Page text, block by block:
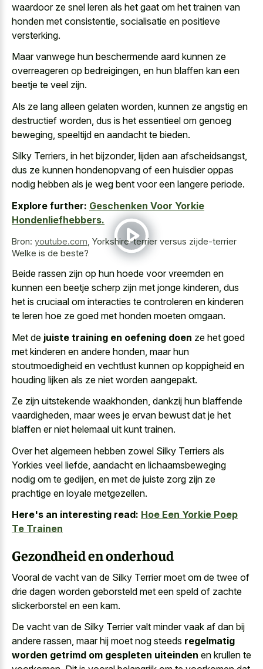
waardoor ze snel leren als het gaat om het trainen van
honden met consistentie, socialisatie en positieve
versterking.
Maar vanwege hun beschermende aard kunnen ze
overreageren op bedreigingen, en hun blaffen kan een
beetje te veel zijn.
Als ze lang alleen gelaten worden, kunnen ze angstig en
destructief worden, dus is het essentieel om genoeg
beweging, speeltijd en aandacht te bieden.
Silky Terriers, in het bijzonder, lijden aan afscheidsangst,
dus ze kunnen hondenopvang of een huisdier oppas
nodig hebben als je weg bent voor een langere periode.
Explore further: Geschenken Voor Yorkie
Hondenliefhebbers.
Bron: youtube.com Yorkshire-terrier versus zijde-terrier
Welke is de beste?
Beide rassen zijn op hun hoede voor vreemden en
kunnen een beetje scherp zijn met jonge kinderen, dus
het is cruciaal om interacties te controleren en kinderen
te leren hoe ze goed met honden moeten omgaan.
Met de juiste training en oefening doen ze het goed
met kinderen en andere honden, maar hun
stoutmoedigheid en vechtlust kunnen op koppigheid en
houding lijken als ze niet worden aangepakt.
Ze zijn uitstekende waakhonden, dankzij hun blaffende
vaardigheden, maar wees je ervan bewust dat je het
blaffen er niet helemaal uit kunt trainen.
Over het algemeen hebben zowel Silky Terriers als
Yorkies veel liefde, aandacht en lichaamsbeweging
nodig om te gedijen, en met de juiste zorg zijn ze
prachtige en loyale metgezellen.
Here's an interesting read: Hoe Een Yorkie Poep
Te Trainen
Gezondheid en onderhoud
Vooral de vacht van de Silky Terrier moet om de twee of
drie dagen worden geborsteld met een speld of zachte
slickerborstel en een kam.
De vacht van de Silky Terrier valt minder vaak af dan bij
andere rassen, maar hij moet nog steeds regelmatig
worden getrimd om gespleten uiteinden en krullen te